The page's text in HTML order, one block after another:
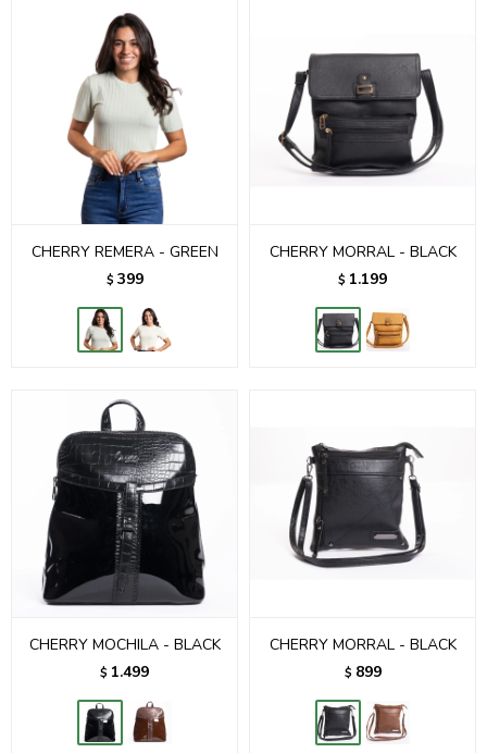
CHERRY REMERA - GREEN
$ 399
CHERRY MORRAL - BLACK
$ 1.199
CHERRY MOCHILA - BLACK
$ 1.499
CHERRY MORRAL - BLACK
$ 899